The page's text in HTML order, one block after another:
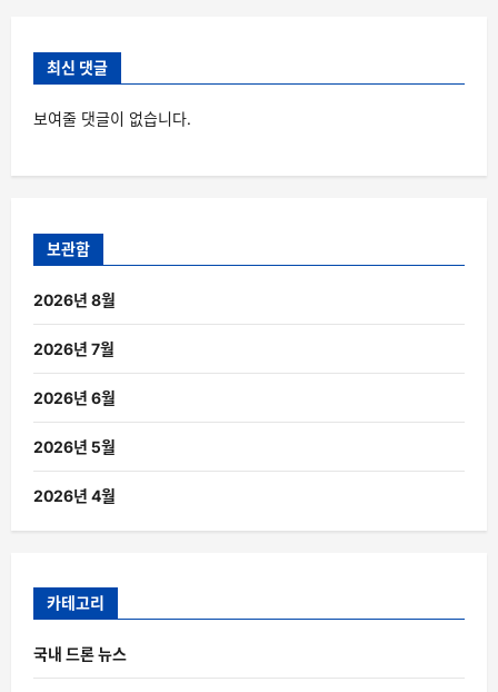
최신 댓글
보여줄 댓글이 없습니다.
보관함
2026년 8월
2026년 7월
2026년 6월
2026년 5월
2026년 4월
카테고리
국내 드론 뉴스